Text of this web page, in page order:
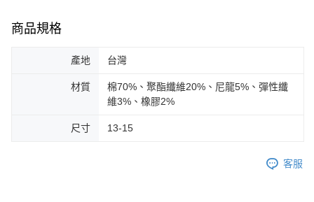
商品規格
產地 台灣
材質
棉70%、聚酯纖維20%、尼龍5%、彈性纖
維3%、橡膠2%
尺寸 13-15
客服